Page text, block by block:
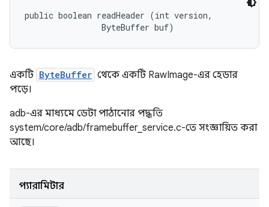
public boolean readHeader (int version,
                ByteBuffer buf)
একটি ByteBuffer থেকে একটি RawImage-এর হেডার
পড়ে।
adb-এর মাধ্যমে ডেটা পাঠানোর পদ্ধতি
system/core/adb/framebuffer_service.c-তে সংজ্ঞায়িত করা
আছে।
প্যারামিটার